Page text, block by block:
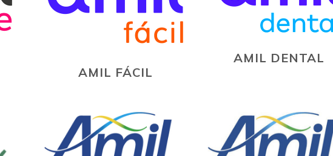
AMIL FÁCIL
AMIL DENTAL